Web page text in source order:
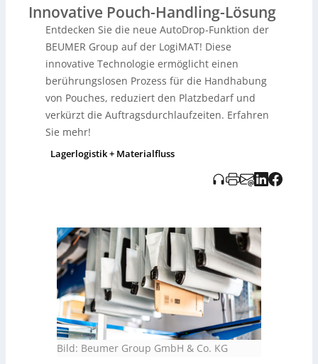
der an der Entladeposition auslöst und die Taschen laut
Anbieter bis zu eine Million Mal zuverlässig öffnet und
soll Platz im Entladebereich sparen,
die Auftragsdurchlaufzeiten deutlich verkürzen und
dank weniger mechanischer Komponenten
wartungsärmer sein. Pro Linie sind bis zu 10.000 Teile
pro Stunde möglich. Mehrere einstellbare
relevant für Fashion-Logistik, KEP-Dienste sowie E-
Commerce- und Logistikdienstleister.
Innovative Pouch-Handling-Lösung
Entdecken Sie die neue AutoDrop-Funktion der
BEUMER Group auf der LogiMAT! Diese
innovative Technologie ermöglicht einen
berührungslosen Prozess für die Handhabung
von Pouches, reduziert den Platzbedarf und
verkürzt die Auftragsdurchlaufzeiten. Erfahren
Sie mehr!
Lagerlogistik + Materialfluss
Bild: Beumer Group GmbH & Co. KG